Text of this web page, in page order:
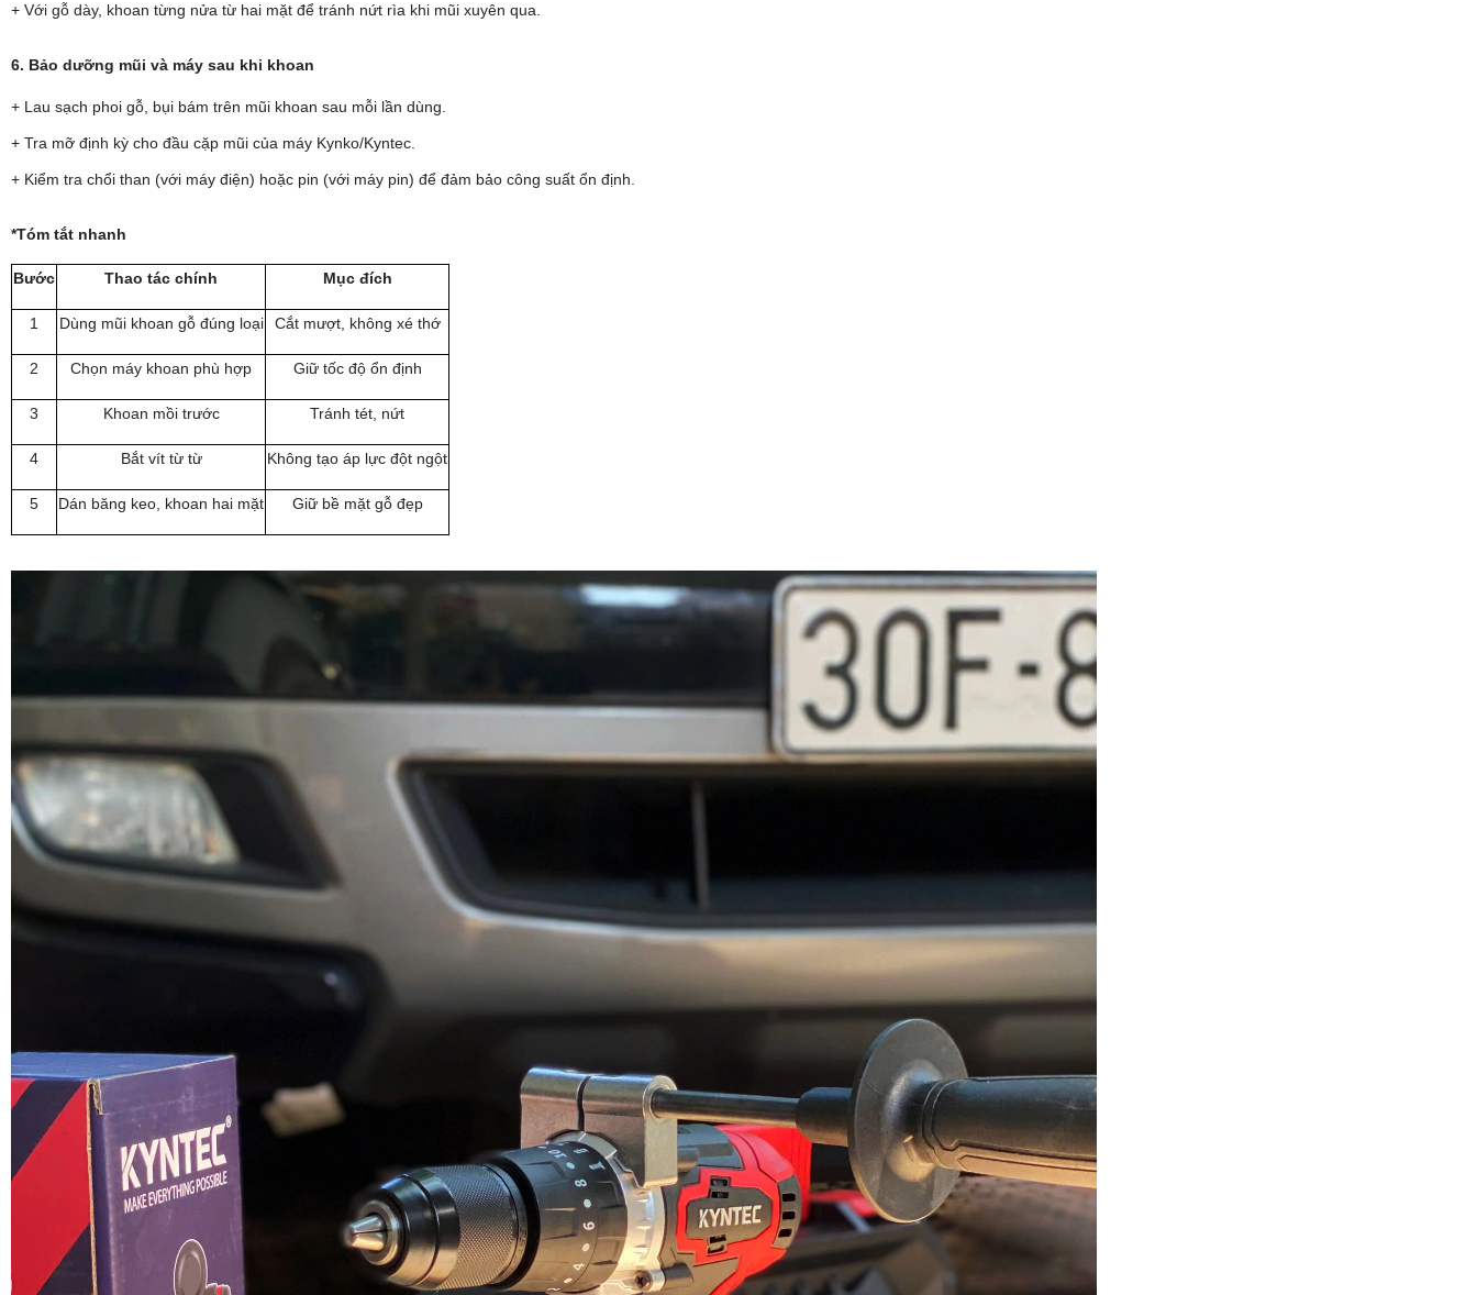
+ Với gỗ dày, khoan từng nửa từ hai mặt để tránh nứt rìa khi mũi xuyên qua.
6. Bảo dưỡng mũi và máy sau khi khoan
+ Lau sạch phoi gỗ, bụi bám trên mũi khoan sau mỗi lần dùng.
+ Tra mỡ định kỳ cho đầu cặp mũi của máy Kynko/Kyntec.
+ Kiểm tra chổi than (với máy điện) hoặc pin (với máy pin) để đảm bảo công suất ổn định.
*Tóm tắt nhanh
Bước Thao tác chính Mục đích
1 Dùng mũi khoan gỗ đúng loại Cắt mượt, không xé thớ
2 Chọn máy khoan phù hợp Giữ tốc độ ổn định
3 Khoan mồi trước Tránh tét, nứt
4 Bắt vít từ từ Không tạo áp lực đột ngột
5 Dán băng keo, khoan hai mặt Giữ bề mặt gỗ đẹp